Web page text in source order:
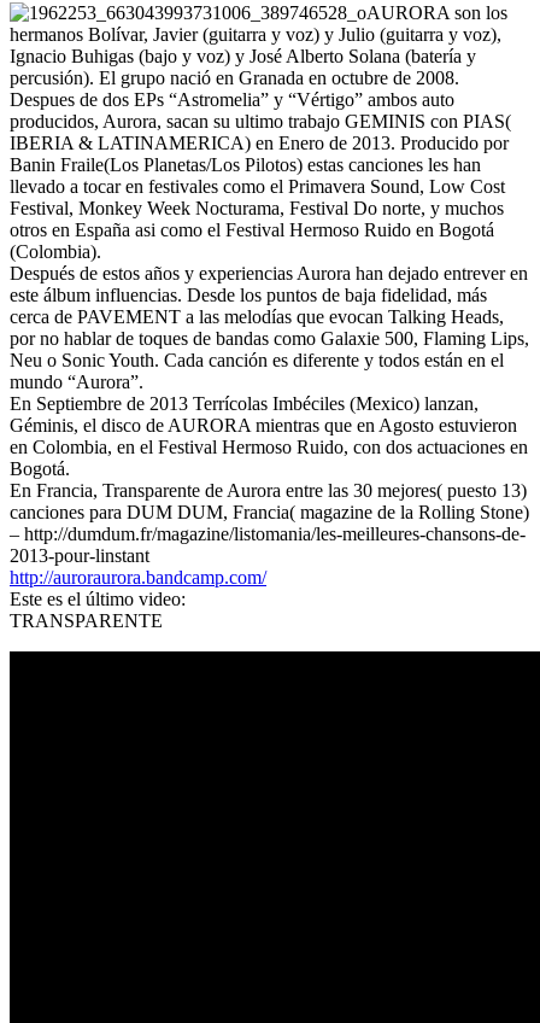
AURORA son los
hermanos Bolívar, Javier (guitarra y voz) y Julio (guitarra y voz),
Ignacio Buhigas (bajo y voz) y José Alberto Solana (batería y
percusión). El grupo nació en Granada en octubre de 2008.
Despues de dos EPs “Astromelia” y “Vértigo” ambos auto
producidos, Aurora, sacan su ultimo trabajo GEMINIS con PIAS(
IBERIA & LATINAMERICA) en Enero de 2013. Producido por
Banin Fraile(Los Planetas/Los Pilotos) estas canciones les han
llevado a tocar en festivales como el Primavera Sound, Low Cost
Festival, Monkey Week Nocturama, Festival Do norte, y muchos
otros en España asi como el Festival Hermoso Ruido en Bogotá
(Colombia).
Después de estos años y experiencias Aurora han dejado entrever en
este álbum influencias. Desde los puntos de baja fidelidad, más
cerca de PAVEMENT a las melodías que evocan Talking Heads,
por no hablar de toques de bandas como Galaxie 500, Flaming Lips,
Neu o Sonic Youth. Cada canción es diferente y todos están en el
mundo “Aurora”.
En Septiembre de 2013 Terrícolas Imbéciles (Mexico) lanzan,
Géminis, el disco de AURORA mientras que en Agosto estuvieron
en Colombia, en el Festival Hermoso Ruido, con dos actuaciones en
Bogotá.
En Francia, Transparente de Aurora entre las 30 mejores( puesto 13)
canciones para DUM DUM, Francia( magazine de la Rolling Stone)
– http://dumdum.fr/magazine/listomania/les-meilleures-chansons-de-
2013-pour-linstant
http://auroraurora.bandcamp.com/
Este es el último video:
TRANSPARENTE